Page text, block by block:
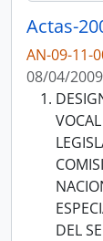
Actas-
AN-09-11-
08/04/2009
DEL